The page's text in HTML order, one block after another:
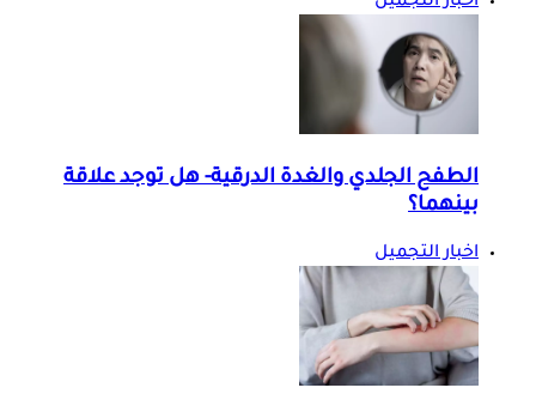
الطفح الجلدي والغدة الدرقية- هل توجد علاقة
بينهما؟
اخبار التجميل